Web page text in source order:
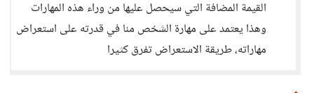
القيمة المضافة التي سيحصل عليها من وراء هذه المهارات
وهذا يعتمد على مهارة الشخص منا في قدرته على استعراض
مهاراته، طريقة الاستعراض تفرق كثيرا